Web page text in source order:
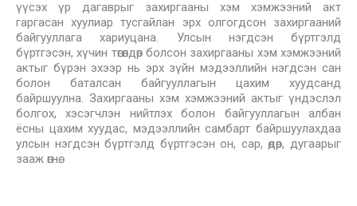
үүсэх үр дагаврыг захиргааны хэм хэмжээний акт
гаргасан хуулиар тусгайлан эрх олгогдсон захиргааний
байгууллага хариуцана. Улсын нэгдсэн бүртгэлд
бүртгэсэн, хүчин төгөлдөр болсон захиргааны хэм хэмжээний
актыг бүрэн эхээр нь эрх зүйн мэдээллийн нэгдсэн сан
болон баталсан байгууллагын цахим хуудсанд
байршуулна. Захиргааны хэм хэмжээний актыг үндэслэл
болгох, хэсэгчлэн нийтлэх болон байгууллагын албан
ёсны цахим хуудас, мэдээллийн самбарт байршуулахдаа
улсын нэгдсэн бүртгэлд бүртгэсэн он, сар, өдөр, дугаарыг
зааж өгнө.